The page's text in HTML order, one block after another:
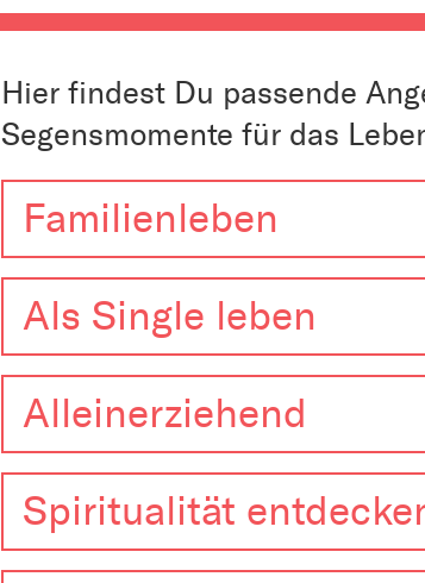
Hier findest Du passende
Segensmomente für das
Familienleben
Als Single leben
Alleinerziehend
Spiritualität